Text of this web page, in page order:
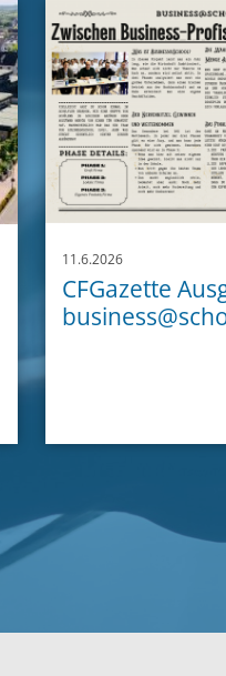
11.6.2026
CFGazette